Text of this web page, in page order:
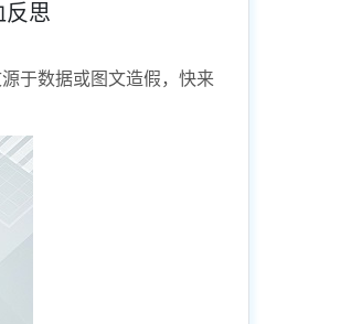
思
于数据或图文造假，快来